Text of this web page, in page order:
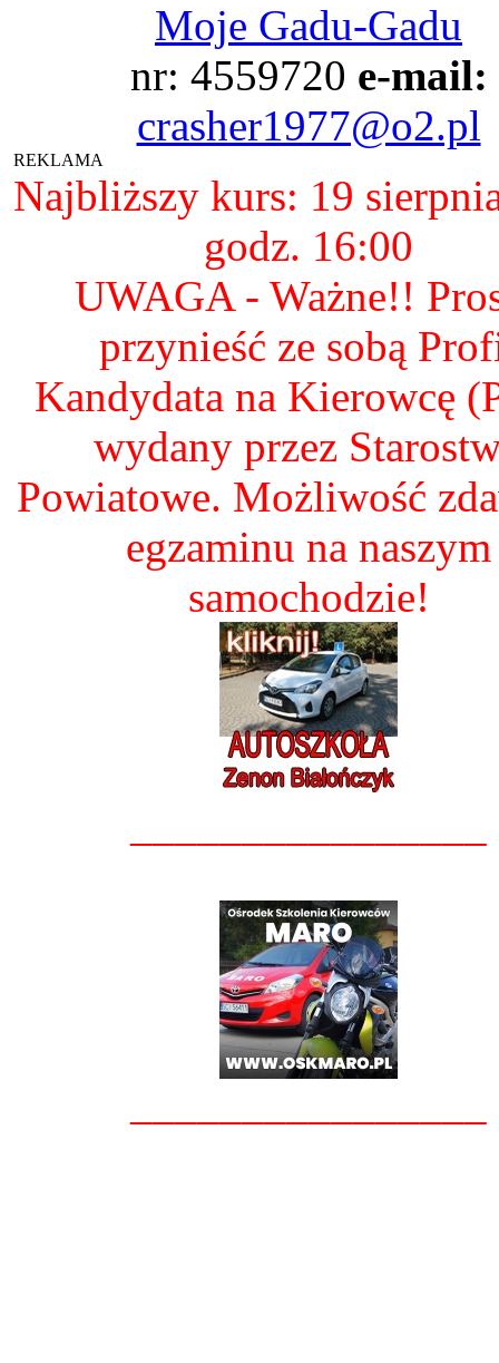
Moje Gadu-Gadu
nr: 4559720 e-mail:
crasher1977@o2.pl
REKLAMA
Najbliższy kurs: 19
godz. 16:00
UWAGA - Ważne!!
przynieść ze sobą
Kandydata na Kierowcę
wydany przez
Powiatowe. Możliwość
egzaminu na naszym
samochodzie!